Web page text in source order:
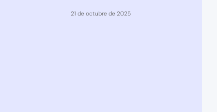
21 de octubre de 2025